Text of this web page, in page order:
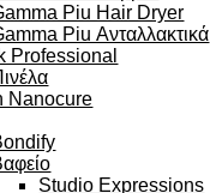
Piu Hair Dryer
Piu Ανταλλακτικά
Professional
Nanocure
Studio Expressions